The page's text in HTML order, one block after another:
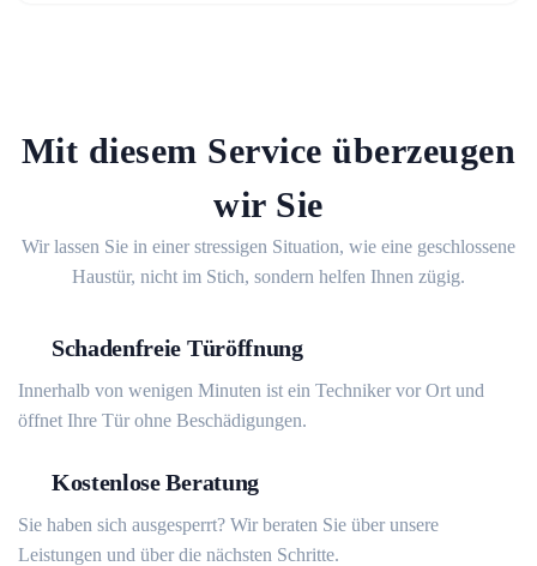
Mit diesem Service überzeugen
wir Sie
Wir lassen Sie in einer stressigen Situation, wie eine geschlossene
Haustür, nicht im Stich, sondern helfen Ihnen zügig.
Schadenfreie Türöffnung
Innerhalb von wenigen Minuten ist ein Techniker vor Ort und
öffnet Ihre Tür ohne Beschädigungen.
Kostenlose Beratung
Sie haben sich ausgesperrt? Wir beraten Sie über unsere
Leistungen und über die nächsten Schritte.